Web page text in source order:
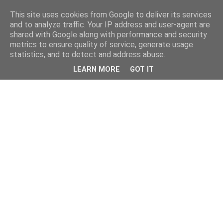
This site uses cookies from Google to deliver its services
and to analyze traffic. Your IP address and user-agent are
shared with Google along with performance and security
metrics to ensure quality of service, generate usage
statistics, and to detect and address abuse.
LEARN MORE GOT IT